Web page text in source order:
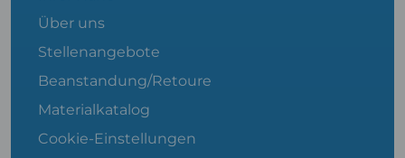
Über uns
Stellenangebote
Beanstandung/Retoure
Materialkatalog
Cookie-Einstellungen